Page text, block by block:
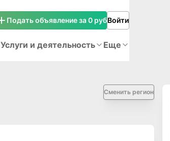
Подать объявление за 0 рубВойти
Услуги и деятельность Еще
Сменить регион